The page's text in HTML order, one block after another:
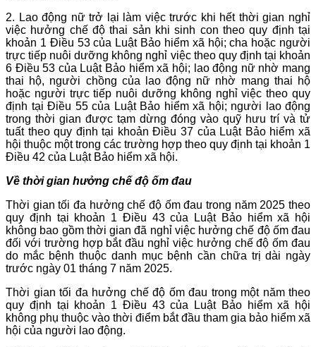
2. Lao động nữ trở lại làm việc trước khi hết thời gian nghỉ
việc hưởng chế độ thai sản khi sinh con theo quy định tại
khoản 1 Điều 53 của Luật Bảo hiểm xã hội; cha hoặc người
trực tiếp nuôi dưỡng không nghỉ việc theo quy định tại khoản
6 Điều 53 của Luật Bảo hiểm xã hội; lao động nữ nhờ mang
thai hộ, người chồng của lao động nữ nhờ mang thai hộ
hoặc người trực tiếp nuôi dưỡng không nghỉ việc theo quy
định tại Điều 55 của Luật Bảo hiểm xã hội; người lao động
trong thời gian được tạm dừng đóng vào quỹ hưu trí và tử
tuất theo quy định tại khoản Điều 37 của Luật Bảo hiểm xã
hội thuộc một trong các trường hợp theo quy định tại khoản 1
Điều 42 của Luật Bảo hiểm xã hội.
Về thời gian hưởng chế độ ốm đau
Thời gian tối đa hưởng chế độ ốm đau trong năm 2025 theo
quy định tại khoản 1 Điều 43 của Luật Bảo hiểm xã hội
không bao gồm thời gian đã nghỉ việc hưởng chế độ ốm đau
đối với trường hợp bắt đầu nghỉ việc hưởng chế độ ốm đau
do mắc bệnh thuộc danh mục bệnh cần chữa trị dài ngày
trước ngày 01 tháng 7 năm 2025.
Thời gian tối đa hưởng chế độ ốm đau trong một năm theo
quy định tại khoản 1 Điều 43 của Luật Bảo hiểm xã hội
không phụ thuộc vào thời điểm bắt đầu tham gia bảo hiểm xã
hội của người lao động.